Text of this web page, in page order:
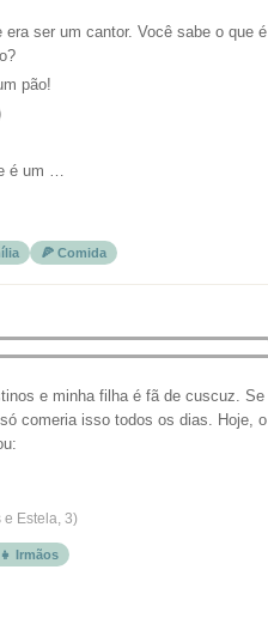
era ser um cantor. Você sabe o que é
pão!
é um …
🍕 Comida
e minha filha é fã de cuscuz. Se
comeria isso todos os dias. Hoje, o
Estela, 3)
👧 Irmãos